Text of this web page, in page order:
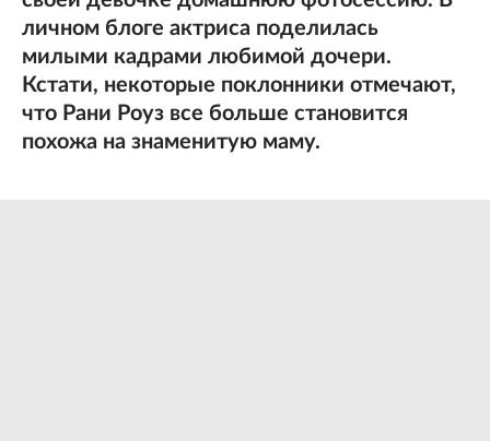
личном блоге актриса поделилась
милыми кадрами любимой дочери.
Кстати, некоторые поклонники отмечают,
что Рани Роуз все больше становится
похожа на знаменитую маму.